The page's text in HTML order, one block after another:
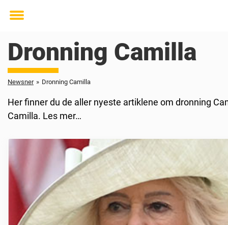
Toggle
Dronning Camilla
Newsner » Dronning Camilla
Her finner du de aller nyeste artiklene om dronning
Camilla. Les mer…